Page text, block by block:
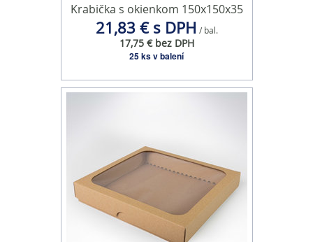
Krabička s okienkom 150x150x35
21,83 € s DPH / bal.
17,75 € bez DPH
25 ks v balení